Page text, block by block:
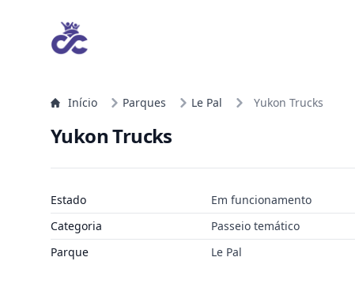
Início Parques Le Pal Yukon Trucks
Yukon Trucks
Estado
Em funcionamento
Categoria
Passeio temático
Parque
Le Pal